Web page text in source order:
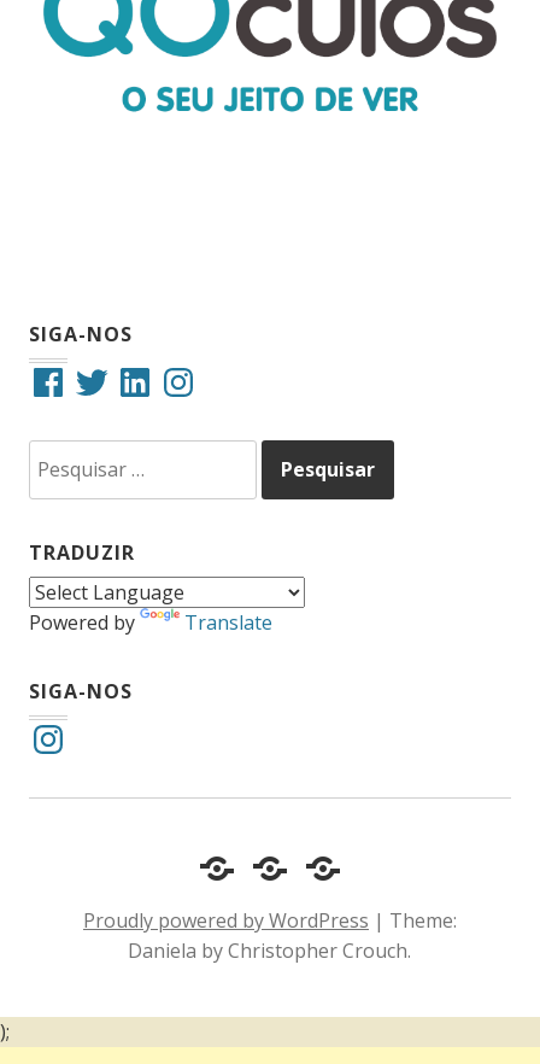
SIGA-NOS
FacebookTwitterLinkedInInstagram
por:
TRADUZIR
Powered by Translate
SIGA-NOS
Instagram
Cotidiano
Comportamento
Inclusão
e
Acessibilidade
Diário
um
surdo
Proudly powered by WordPress | Theme:
Daniela by Christopher Crouch.
);